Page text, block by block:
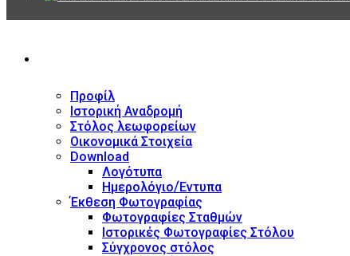
Προφίλ
Ιστορική Αναδρομή
Στόλος λεωφορείων
Οικονομικά Στοιχεία
Download
Λογότυπα
Ημερολόγιο/Έντυπα
Έκθεση Φωτογραφίας
Φωτογραφίες Σταθμών
Ιστορικές Φωτογραφίες Στόλου
Σύγχρονος στόλος